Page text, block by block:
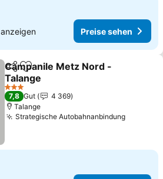
anzeigen Preise sehen
TeilenZu Favoriten hinzufügen
Campanile Metz Nord -
Talange
3 Sterne
7,8 Gut
4 369
Talange
Strategische Autobahnanbindung